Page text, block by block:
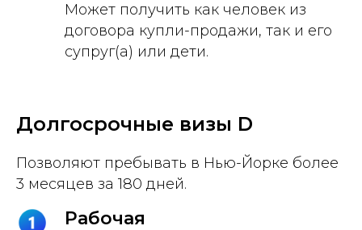
Может получить как человек из
договора купли-продажи, так и его
супруг(а) или дети.
Долгосрочные визы D
Позволяют пребывать в Нью-Йорке более
3 месяцев за 180 дней.
Рабочая